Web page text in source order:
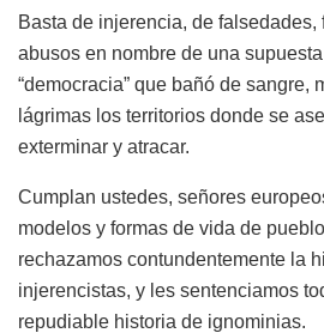
Basta de injerencia, de
abusos en nombre de una
“democracia” que bañó de sangre,
lágrimas los territorios donde se
exterminar y atracar.
Cumplan ustedes, señores
modelos y formas de vida de
rechazamos contundentemente la
injerencistas, y les sentenciamos
repudiable historia de ignominias.